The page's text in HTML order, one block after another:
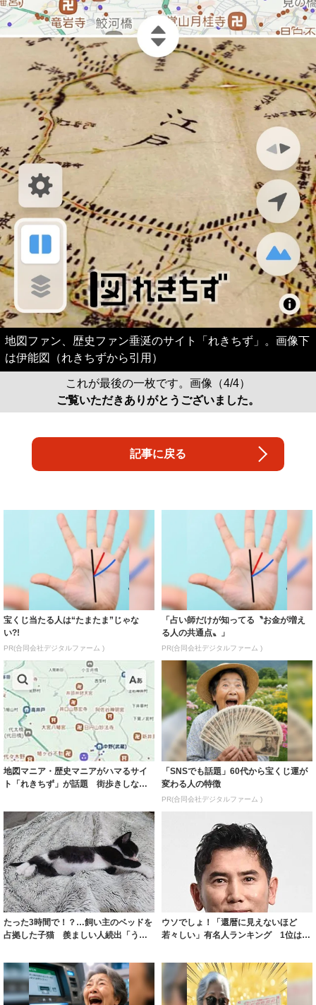
地図ファン、歴史ファン垂涎のサイト「れきちず」。画像下
は伊能図（れきちずから引用）
これが最後の一枚です。画像（4/4）
ご覧いただきありがとうございました。
記事に戻る
宝くじ当たる人は“たまたま”じゃな
い?!
PR(合同会社デジタルファーム )
「占い師だけが知ってる〝お金が増え
る人の共通点〟」
PR(合同会社デジタルファーム )
地図マニア・歴史マニアがハマるサイ
ト「れきちず」が話題 街歩きしなが
「SNSでも話題」60代から宝くじ運が
変わる人の特徴
PR(合同会社デジタルファーム )
たった3時間で！？…飼い主のベッドを
占拠した子猫 羨ましい人続出「うち
ウソでしょ！「還暦に見えないほど
若々しい」有名人ランキング 1位は永